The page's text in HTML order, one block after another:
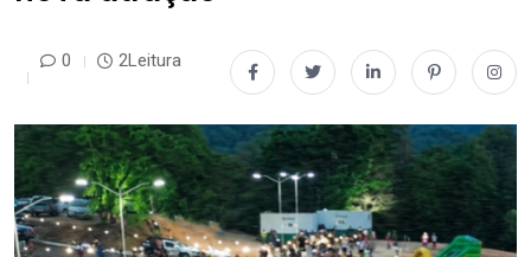
0 2Leitura